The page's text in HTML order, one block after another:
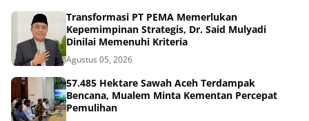
Transformasi PT PEMA Memerlukan
Kepemimpinan Strategis, Dr. Said Mulyadi
Dinilai Memenuhi Kriteria
Agustus 05, 2026
57.485 Hektare Sawah Aceh Terdampak
Bencana, Mualem Minta Kementan Percepat
Pemulihan